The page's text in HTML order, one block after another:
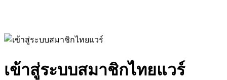
เข้าสู่ระบบสมาชิกไทยแวร์